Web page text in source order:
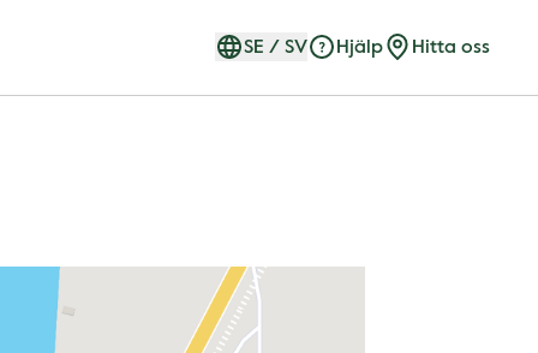
SE /SV Hjälp Hitta oss